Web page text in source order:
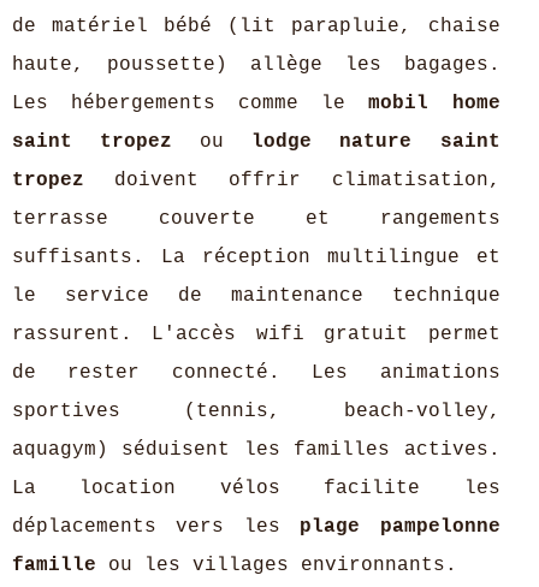
de matériel bébé (lit parapluie, chaise
haute, poussette) allège les bagages.
Les hébergements comme lemobil home
saint tropez ou lodge nature saint
tropez doivent offrir climatisation,
terrasse couverte et rangements
suffisants. La réception multilingue et
le service de maintenance technique
rassurent. L'accès wifi gratuit permet
de rester connecté. Les animations
sportives (tennis, beach-volley,
aquagym) séduisent les familles actives.
La location vélos facilite les
déplacements vers les plage pampelonne
famille ou les villages environnants.